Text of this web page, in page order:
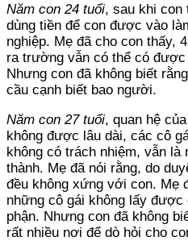
Năm con 24 tuổi, sau khi con
dùng tiền để con được vào
nghiệp. Mẹ đã cho con thấy,
ra trường vẫn có thể có
Nhưng con đã không biết
cầu cạnh biết bao người.
Năm con 27 tuổi, quan hệ
không được lâu dài, các cô
không có trách nhiệm, vẫn
thành. Mẹ đã nói rằng, do
đều không xứng với con. Mẹ
những cô gái không lấy được
phận. Nhưng con đã không
rất nhiều nơi để dò hỏi cho